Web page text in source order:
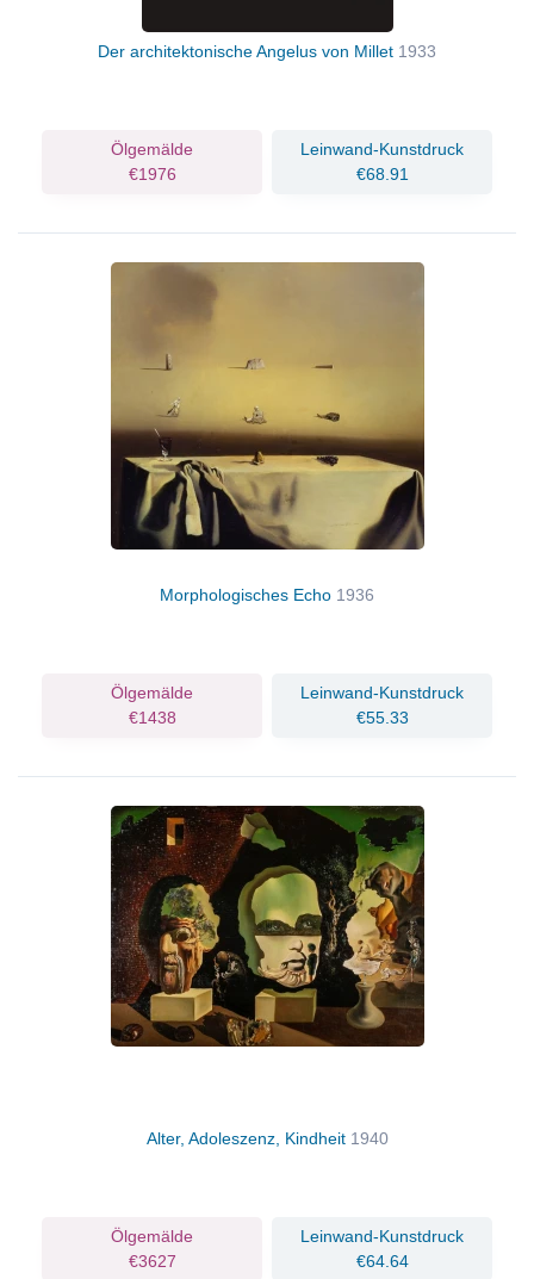
Der architektonische Angelus von Millet 1933
Ölgemälde
€1976
Leinwand-Kunstdruck
€68.91
Morphologisches Echo 1936
Ölgemälde
€1438
Leinwand-Kunstdruck
€55.33
Alter, Adoleszenz, Kindheit 1940
Ölgemälde
€3627
Leinwand-Kunstdruck
€64.64